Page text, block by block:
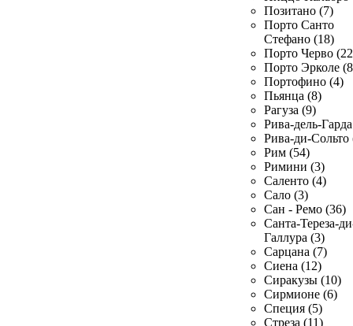
Позитано (7)
Порто Санто
Стефано (18)
Порто Черво
Порто Эрколе
Портофино (4)
Пьянца (8)
Рагуза (9)
Рива-дель-
Рива-ди-Сольто
Рим (54)
Римини (3)
Саленто (4)
Сало (3)
Сан - Ремо (36)
Санта-Тереза-
Галлура (3)
Сарцана (7)
Сиена (12)
Сиракузы (10)
Сирмионе (6)
Специя (5)
Стреза (11)